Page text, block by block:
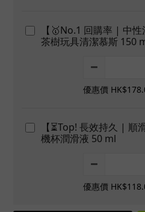
【🥇No.1 回購率 | 中
茶樹玩具清潔慕斯 150
優惠價
【⏳Top! 長效持久 |
機杯潤滑液 50 ml
優惠價